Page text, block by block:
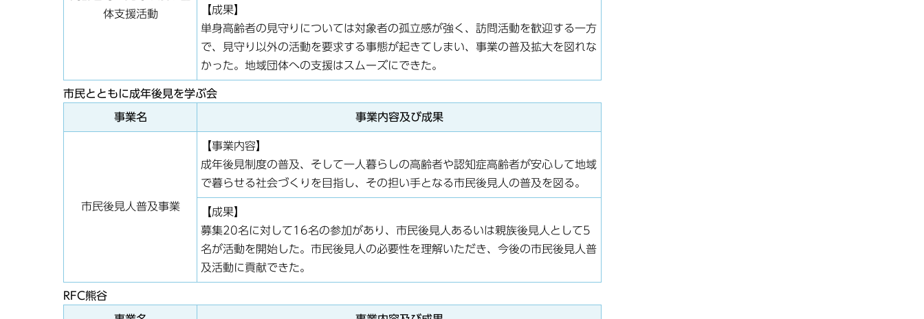
体支援活動
【成果】
単身高齢者の見守りについては対象者の孤立感が強く、訪問活動を歓迎する一方
で、見守り以外の活動を要求する事態が起きてしまい、事業の普及拡大を図れな
かった。地域団体への支援はスムーズにできた。
市民とともに成年後見を学ぶ会
事業名 事業内容及び成果
市民後見人普及事業
【事業内容】
成年後見制度の普及、そして一人暮らしの高齢者や認知症高齢者が安心して地域
で暮らせる社会づくりを目指し、その担い手となる市民後見人の普及を図る。
【成果】
募集20名に対して16名の参加があり、市民後見人あるいは親族後見人として5
名が活動を開始した。市民後見人の必要性を理解いただき、今後の市民後見人普
及活動に貢献できた。
RFC熊谷